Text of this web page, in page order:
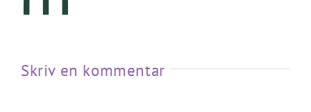
Skriv en kommentar